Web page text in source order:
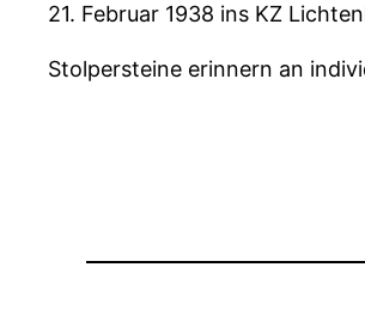
21. Februar 1938 ins KZ
Stolpersteine erinnern an